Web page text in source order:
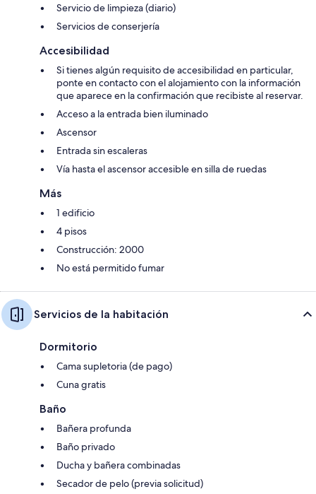
Servicio de limpieza (diario)
Servicios de conserjería
Accesibilidad
Si tienes algún requisito de accesibilidad en particular,
ponte en contacto con el alojamiento con la información
que aparece en la confirmación que recibiste al reservar.
Acceso a la entrada bien iluminado
Ascensor
Entrada sin escaleras
Vía hasta el ascensor accesible en silla de ruedas
Más
1 edificio
4 pisos
Construcción: 2000
No está permitido fumar
Servicios de la habitación
Dormitorio
Cama supletoria (de pago)
Cuna gratis
Baño
Bañera profunda
Baño privado
Ducha y bañera combinadas
Secador de pelo (previa solicitud)